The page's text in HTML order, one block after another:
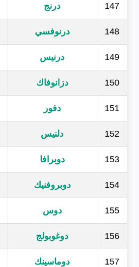
147 درنج
148 درنوفسي
149 درنيس
150 دزانوفاك
151 دفور
152 دلنيس
153 دوبرافا
154 دوبروفنيك
155 دوس
156 دوغوبولج
157 دوماسينك